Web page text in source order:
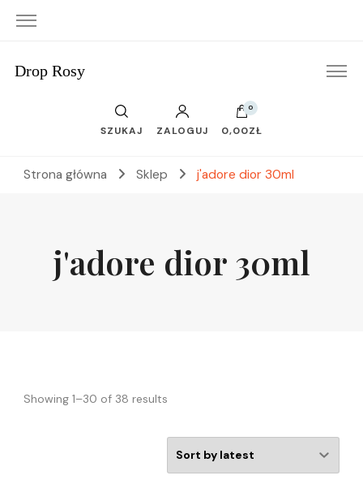
Drop Rosy
SZUKAJ ZALOGUJ
0
0,00ZŁ
Strona główna Sklep j'adore dior 30ml
j'adore dior 30ml
Showing 1–30 of 38 results